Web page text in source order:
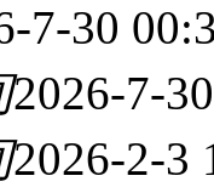
7-30
2026-7-
2026-2-3